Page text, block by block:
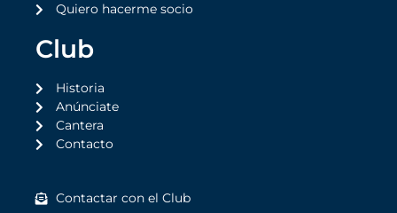
Quiero hacerme socio
Club
Historia
Anúnciate
Cantera
Contacto
Contactar con el Club